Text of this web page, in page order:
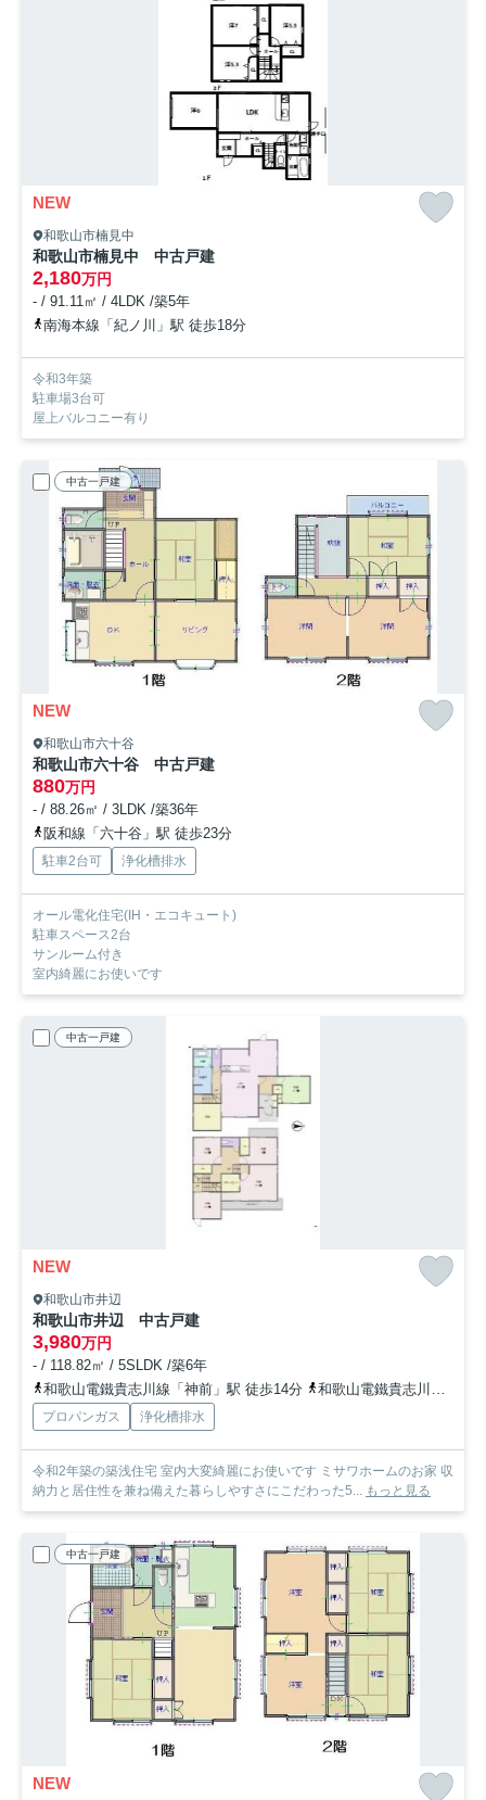
NEW
和歌山市楠見中
和歌山市楠見中 中古戸建
2,180万円
- / 91.11㎡ / 4LDK /築5年
南海本線「紀ノ川」駅 徒歩18分
令和3年築
駐車場3台可
屋上バルコニー有り
中古一戸建
NEW
和歌山市六十谷
和歌山市六十谷 中古戸建
880万円
- / 88.26㎡ / 3LDK /築36年
阪和線「六十谷」駅 徒歩23分
駐車2台可 浄化槽排水
オール電化住宅(IH・エコキュート)
駐車スペース2台
サンルーム付き
室内綺麗にお使いです
中古一戸建
NEW
和歌山市井辺
和歌山市井辺 中古戸建
3,980万円
- / 118.82㎡ / 5SLDK /築6年
和歌山電鐵貴志川線「神前」駅 徒歩14分
和歌山電鐵貴志川線「竈山」駅 徒歩24分
プロパンガス 浄化槽排水
令和2年築の築浅住宅 室内大変綺麗にお使いです ミサワホームのお家 収
納力と居住性を兼ね備えた暮らしやすさにこだわった5... もっと見る
中古一戸建
NEW